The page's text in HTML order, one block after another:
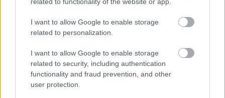
I want to allow Google to enable storage
related to personalization.
I want to allow Google to enable storage
related to security, including authentication
functionality and fraud prevention, and other
user protection.
παίζει στο Conference χωρίς δεξί χέρι (vid)!